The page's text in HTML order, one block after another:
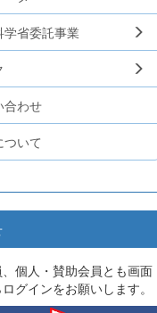
学省委託事業
合わせ
いて
個人・賛助会員とも画面
グインをお願いします。